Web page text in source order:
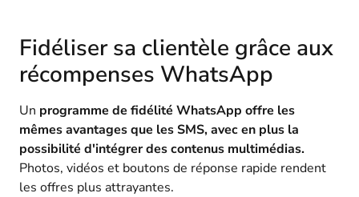
Fidéliser sa clientèle grâce aux
récompenses WhatsApp
Un programme de fidélité WhatsApp offre les
mêmes avantages que les SMS, avec en plus la
possibilité d'intégrer des contenus multimédias.
Photos, vidéos et boutons de réponse rapide rendent
les offres plus attrayantes.